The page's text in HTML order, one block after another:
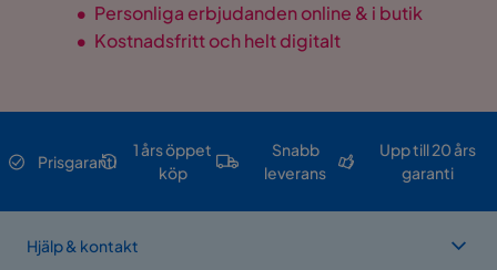
• Personliga erbjudanden online & i butik
• Kostnadsfritt och helt digitalt
Prisgaranti
1 års öppet
köp
Snabb
leverans
Upp till 20 års
garanti
Hjälp & kontakt